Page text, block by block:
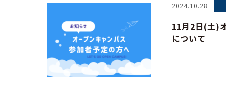
2024.10.28
11月2日(土)
について